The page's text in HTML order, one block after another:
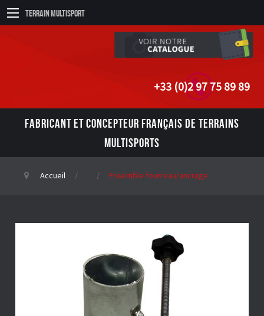
Terrain Multisport
+33 (0)2 97 75 89 89
FABRICANT ET CONCEPTEUR FRANÇAIS DE TERRAINS
MULTISPORTS
Accueil Ensemble fourreau/ancrage